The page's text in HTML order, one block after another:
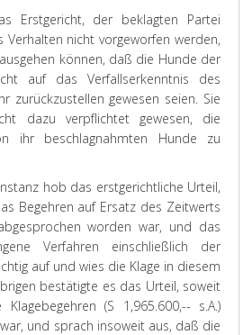
Erstgericht, der beklagten Partei
Verhalten nicht vorgeworfen werden,
können, daß die Hunde der
auf das Verfallserkenntnis des
zurückzustellen gewesen seien. Sie
dazu verpflichtet gewesen, die
ihr beschlagnahmten Hunde zu
hob das erstgerichtliche Urteil,
Begehren auf Ersatz des Zeitwerts
worden war, und das
Verfahren einschließlich der
auf und wies die Klage in diesem
bestätigte es das Urteil, soweit
(S 1,965.600,-- s.A.)
und sprach insoweit aus, daß die